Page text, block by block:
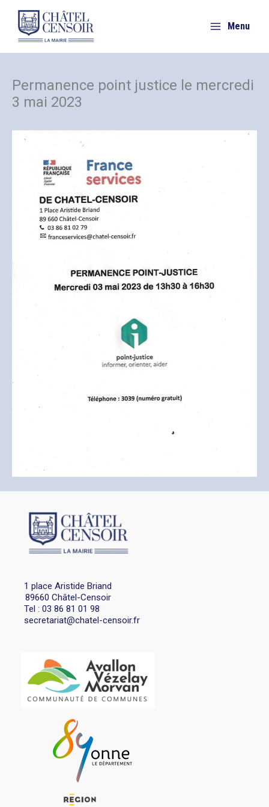
contenu
Menu
Permanence point justice le mercredi
3 mai 2023
1 place Aristide Briand
89660 Châtel-Censoir
Tel : 03 86 81 01 98
secretariat@chatel-censoir.fr